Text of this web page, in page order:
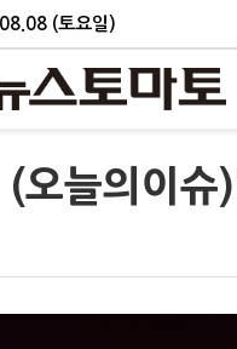
(토요일)
(오늘의이슈